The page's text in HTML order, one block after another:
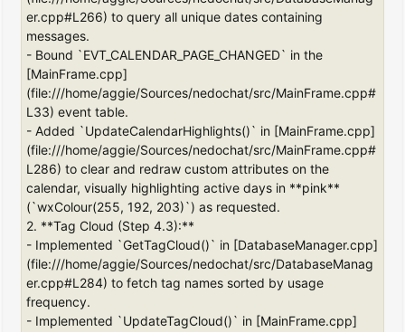
er.cpp#L266) to query all unique dates containing
messages.
- Bound `EVT_CALENDAR_PAGE_CHANGED` in the
[MainFrame.cpp]
(file:///home/aggie/Sources/nedochat/src/MainFrame.cpp#
L33) event table.
- Added `UpdateCalendarHighlights()` in [MainFrame.cpp]
(file:///home/aggie/Sources/nedochat/src/MainFrame.cpp#
L286) to clear and redraw custom attributes on the
calendar, visually highlighting active days in **pink**
(`wxColour(255, 192, 203)`) as requested.
2. **Tag Cloud (Step 4.3):**
- Implemented `GetTagCloud()` in [DatabaseManager.cpp]
(file:///home/aggie/Sources/nedochat/src/DatabaseManag
er.cpp#L284) to fetch tag names sorted by usage
frequency.
- Implemented `UpdateTagCloud()` in [MainFrame.cpp]